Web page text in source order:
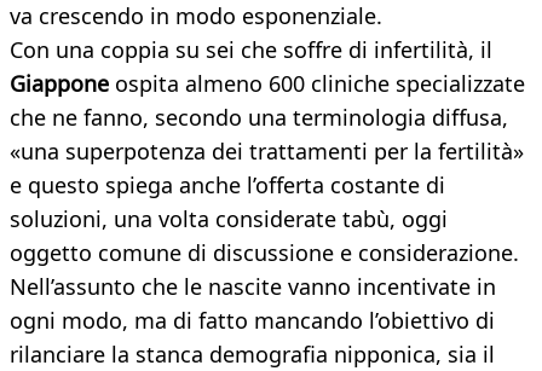
va crescendo in modo esponenziale.
Con una coppia su sei che soffre di infertilità, il
Giappone ospita almeno 600 cliniche specializzate
che ne fanno, secondo una terminologia diffusa,
«una superpotenza dei trattamenti per la fertilità»
e questo spiega anche l’offerta costante di
soluzioni, una volta considerate tabù, oggi
oggetto comune di discussione e considerazione.
Nell’assunto che le nascite vanno incentivate in
ogni modo, ma di fatto mancando l’obiettivo di
rilanciare la stanca demografia nipponica, sia il